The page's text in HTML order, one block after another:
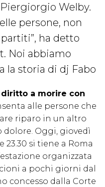
Welby.
persone, non
ha detto
Noi abbiamo
la storia di dj Fabo
a morire con
alle persone che
riparo in un altro
dolore. Oggi, giovedì
23.30 si tiene a Roma
organizzata
a pochi giorni dal
concesso dalla Corte